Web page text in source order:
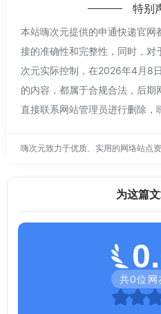
特别
本站嗨次元提供的申通快递官网
接的准确性和完整性，同时，对
次元实际控制，在2026年4月8
的内容，都属于合规合法，后期
直接联系网站管理员进行删除，
嗨次元致力于优质、实用的网络站点
为这篇
共0位网